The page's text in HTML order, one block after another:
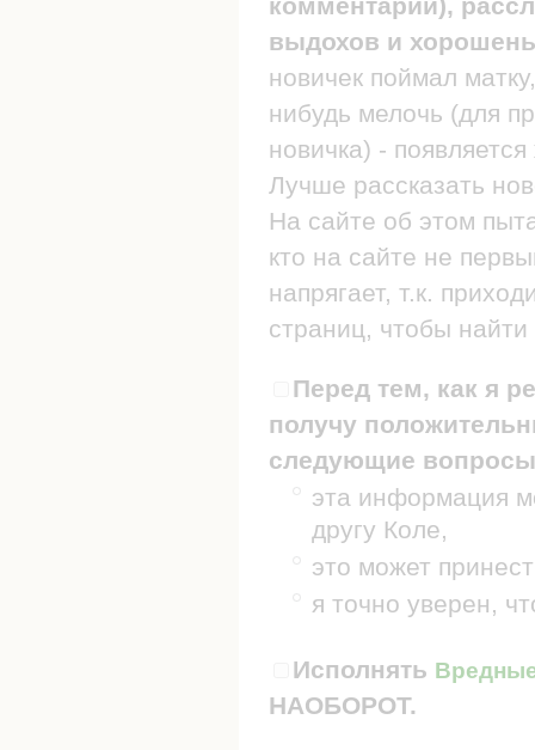
выдохов и
новичек поймал
нибудь мелочь (для
новичка) -
Лучше рассказать
На сайте об этом
кто на сайте не
напрягает, т.к.
страниц, чтобы
Перед тем, как я
получу
следующие
эта информация
другу Коле,
это может
я точно уверен,
Исполнять
НАОБОРОТ.